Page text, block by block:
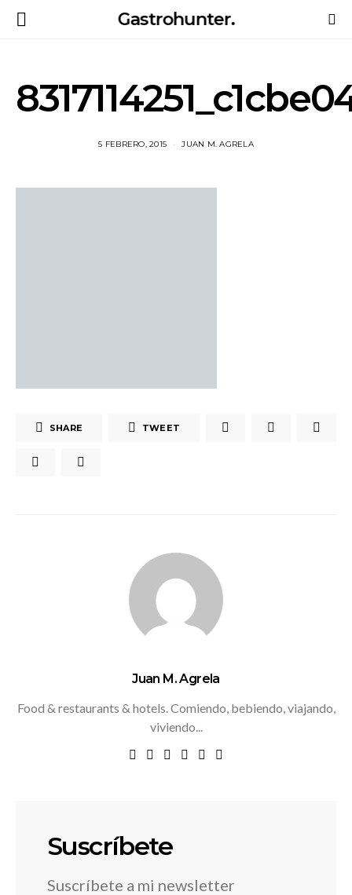
Gastrohunter.
5 FEBRERO, 2015 JUAN M. AGRELA
SHARE TWEET
Juan M. Agrela
Food & restaurants & hotels. Comiendo, bebiendo, viajando,
viviendo...
Suscríbete
Suscríbete a mi newsletter